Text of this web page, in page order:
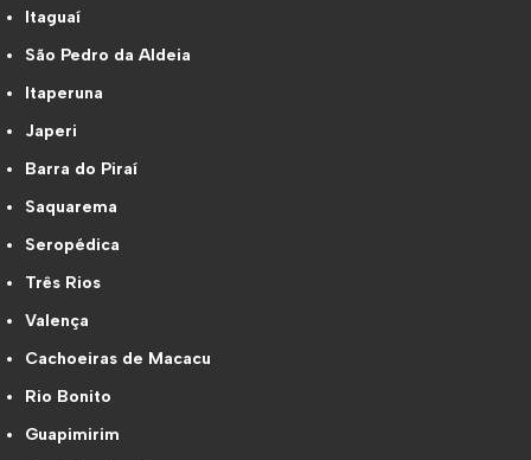
Itaguaí
São Pedro da Aldeia
Itaperuna
Japeri
Barra do Piraí
Saquarema
Seropédica
Três Rios
Valença
Cachoeiras de Macacu
Rio Bonito
Guapimirim